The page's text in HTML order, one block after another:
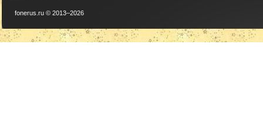
fonerus.ru © 2013–2026